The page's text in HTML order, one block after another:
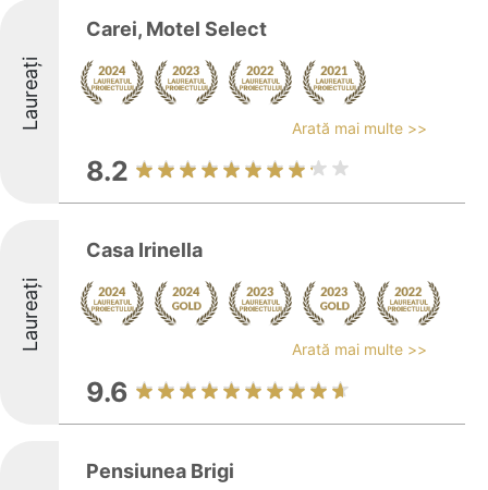
Laureați
Carei, Motel Select
Arată mai multe >>
8.2
Laureați
Casa Irinella
Arată mai multe >>
9.6
Pensiunea Brigi